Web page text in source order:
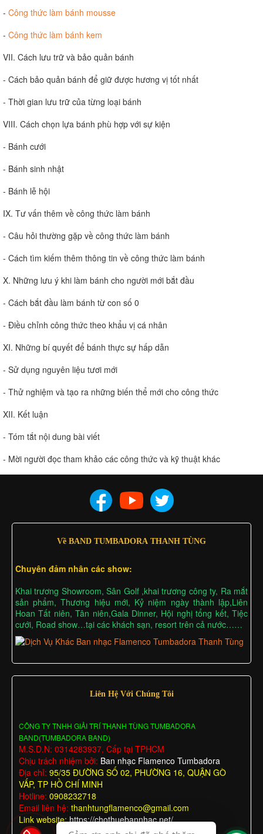
- Công thức làm bánh mousse
- Công thức làm bánh kem
VII. Cách lưu trữ và bảo quản bánh
- Cách bảo quản bánh để giữ được hương vị tốt nhất
- Thời gian lưu trữ của từng loại bánh
VIII. Cách chọn lựa bánh phù hợp với sự kiện
- Bánh cưới
- Bánh sinh nhật
- Bánh lễ hội
IX. Tư vấn thêm về công thức làm bánh
- Câu hỏi thường gặp về công thức làm bánh
- Cách tìm kiếm thêm thông tin về công thức làm bánh
X. Những lưu ý khi làm bánh cho người mới bắt đầu
- Cách bắt đầu làm bánh từ con số 0
- Điều chỉnh công thức theo khẩu vị cá nhân
XI. Những bí quyết để bánh thực sự hấp dẫn
- Sử dụng nguyên liệu tươi mới
- Thử nghiệm và tạo ra những biến thể mới cho công thức
XII. Kết luận
- Tóm tắt nội dung bài viết
- Mời người đọc tham khảo các công thức và kỹ thuật khác
Về BAND TUMBADORA THANH TÙNG
Chuyên đảm nhân các show:
Khai trương Showroom, Sân Golf ,khai trương công ty, Ra mắt
sản phẩm, Thương hiệu mới, Kỷ niệm ngày thành lập,Liên
Hoan Tất niên, Tân niên,Gala Dinner, Hội nghị tổng kết, Tiệc
cưới, Road show…tại các khách sạn, resort trên cả nước……
Liên Hệ Với Chúng Tôi
CÔNG TY TNHH GIẢI TRÍ THANH TÙNG TUMBADORA
BAND(TUMBADORA BAND)
M.S.D.N: 0314283937, Cấp tại TPHCM
Chịu trách nhiệm bởi: Ban nhạc Flamenco Tumbadora
Địa chỉ: 95/35 ĐƯỜNG SỐ 02, PHƯỜNG 16, QUẬN GÒ
VẤP, TP HỒ CHÍ MINH
Hotline: 0908232718
Email liên hệ: thanhtungflamenco@gmail.com
Link website:https://chothuebannhac.net/